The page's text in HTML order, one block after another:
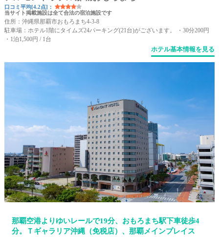
口コミ平均[4.2点]：
当サイト掲載施設は全て合法の宿泊施設です
住所：沖縄県那覇市おもろまち4-3-8
駐車場：ホテル1階にタイムズ24パーキング(21台)がございます。 ・30分200円
・1泊1,500円 / 1台
ホテル基本情報を見る
那覇空港よりゆいレールで19分、おもろまち駅下車徒歩4
分。Ｔギャラリア沖縄（免税店）、那覇メインプレイス